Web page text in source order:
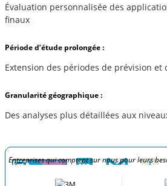
Évaluation personnalisée des
finaux
Période d’étude prolongée :
Extension des périodes de prévision et
Granularité géographique :
Des analyses plus détaillées aux
Entreprises qui comptent sur nous pour leurs